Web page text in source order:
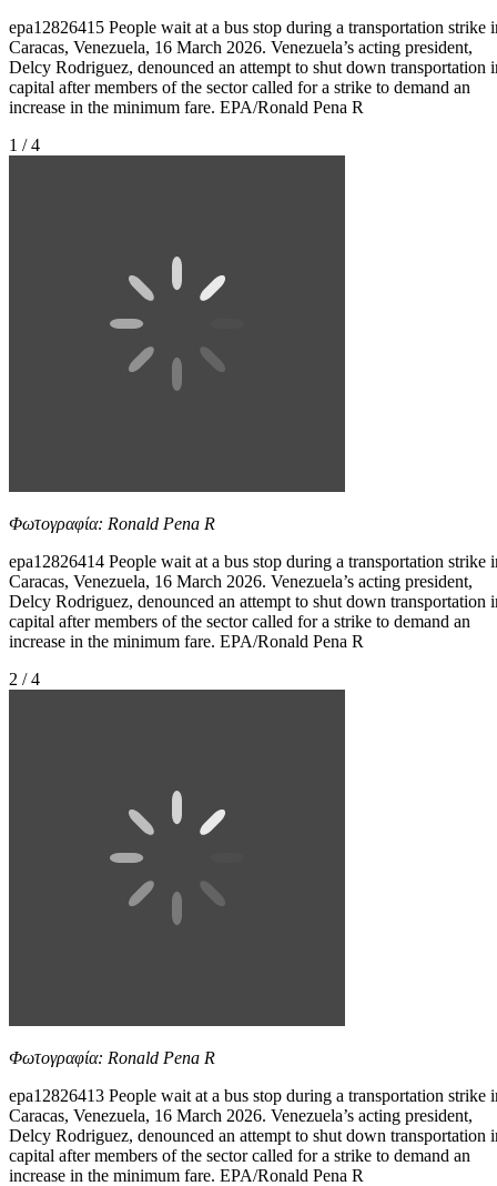
epa12826415 People wait at a bus stop during a transportation strike
Caracas, Venezuela, 16 March 2026. Venezuela’s acting president,
Delcy Rodriguez, denounced an attempt to shut down transportation
capital after members of the sector called for a strike to demand an
increase in the minimum fare. EPA/Ronald Pena R
1 / 4
Φωτογραφία: Ronald Pena R
epa12826414 People wait at a bus stop during a transportation strike
Caracas, Venezuela, 16 March 2026. Venezuela’s acting president,
Delcy Rodriguez, denounced an attempt to shut down transportation
capital after members of the sector called for a strike to demand an
increase in the minimum fare. EPA/Ronald Pena R
2 / 4
Φωτογραφία: Ronald Pena R
epa12826413 People wait at a bus stop during a transportation strike
Caracas, Venezuela, 16 March 2026. Venezuela’s acting president,
Delcy Rodriguez, denounced an attempt to shut down transportation
capital after members of the sector called for a strike to demand an
increase in the minimum fare. EPA/Ronald Pena R